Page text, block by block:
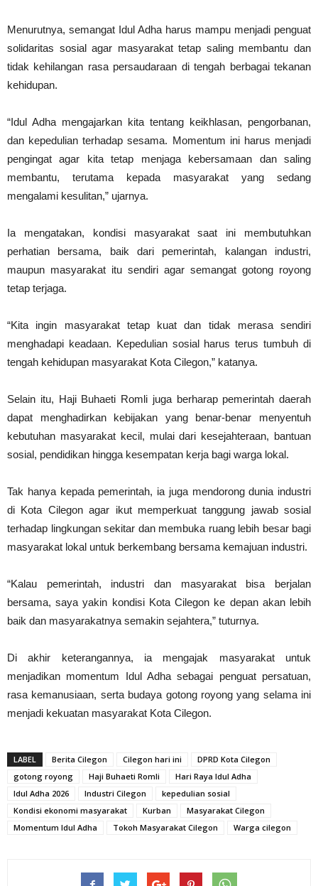
Menurutnya, semangat Idul Adha harus mampu menjadi penguat
solidaritas sosial agar masyarakat tetap saling membantu dan
tidak kehilangan rasa persaudaraan di tengah berbagai tekanan
kehidupan.
“Idul Adha mengajarkan kita tentang keikhlasan, pengorbanan,
dan kepedulian terhadap sesama. Momentum ini harus menjadi
pengingat agar kita tetap menjaga kebersamaan dan saling
membantu, terutama kepada masyarakat yang sedang
mengalami kesulitan,” ujarnya.
Ia mengatakan, kondisi masyarakat saat ini membutuhkan
perhatian bersama, baik dari pemerintah, kalangan industri,
maupun masyarakat itu sendiri agar semangat gotong royong
tetap terjaga.
“Kita ingin masyarakat tetap kuat dan tidak merasa sendiri
menghadapi keadaan. Kepedulian sosial harus terus tumbuh di
tengah kehidupan masyarakat Kota Cilegon,” katanya.
Selain itu, Haji Buhaeti Romli juga berharap pemerintah daerah
dapat menghadirkan kebijakan yang benar-benar menyentuh
kebutuhan masyarakat kecil, mulai dari kesejahteraan, bantuan
sosial, pendidikan hingga kesempatan kerja bagi warga lokal.
Tak hanya kepada pemerintah, ia juga mendorong dunia industri
di Kota Cilegon agar ikut memperkuat tanggung jawab sosial
terhadap lingkungan sekitar dan membuka ruang lebih besar bagi
masyarakat lokal untuk berkembang bersama kemajuan industri.
“Kalau pemerintah, industri dan masyarakat bisa berjalan
bersama, saya yakin kondisi Kota Cilegon ke depan akan lebih
baik dan masyarakatnya semakin sejahtera,” tuturnya.
Di akhir keterangannya, ia mengajak masyarakat untuk
menjadikan momentum Idul Adha sebagai penguat persatuan,
rasa kemanusiaan, serta budaya gotong royong yang selama ini
menjadi kekuatan masyarakat Kota Cilegon.
LABEL Berita Cilegon Cilegon hari ini
DPRD Kota Cilegon
gotong royong
Haji Buhaeti Romli
Hari Raya Idul Adha
Idul Adha 2026
Industri Cilegon
kepedulian sosial
Kondisi ekonomi masyarakat
Kurban
Masyarakat Cilegon
Momentum Idul Adha
Tokoh Masyarakat Cilegon Warga cilegon